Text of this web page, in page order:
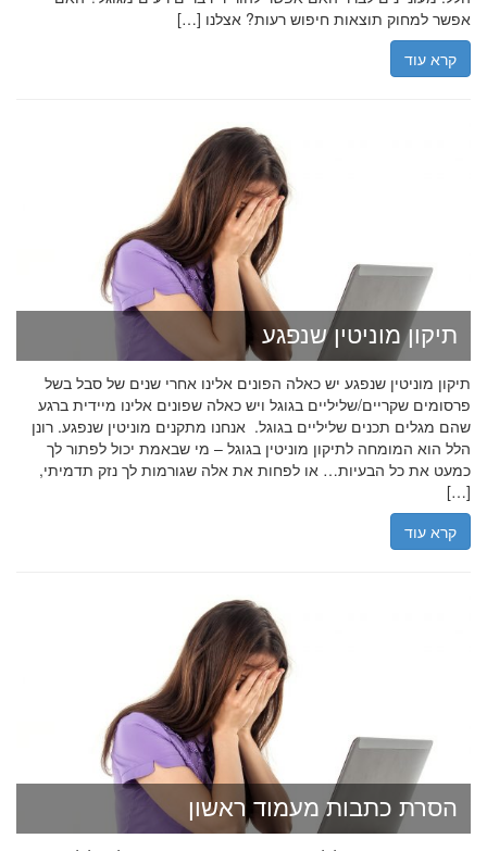
אפשר למחוק תוצאות חיפוש רעות? אצלנו […]
קרא עוד
תיקון מוניטין שנפגע
תיקון מוניטין שנפגע יש כאלה הפונים אלינו אחרי שנים של סבל בשל
פרסומים שקריים/שליליים בגוגל ויש כאלה שפונים אלינו מיידית ברגע
שהם מגלים תכנים שליליים בגוגל. אנחנו מתקנים מוניטין שנפגע. רונן
הלל הוא המומחה לתיקון מוניטין בגוגל – מי שבאמת יכול לפתור לך
כמעט את כל הבעיות… או לפחות את אלה שגורמות לך נזק תדמיתי,
[…]
קרא עוד
הסרת כתבות מעמוד ראשון